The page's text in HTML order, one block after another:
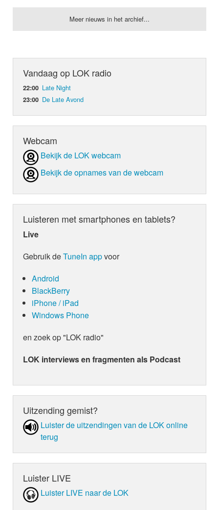
Meer nieuws in het archief...
Vandaag op LOK radio
22:00 Late Night
23:00 De Late Avond
Webcam
Bekijk de LOK webcam
Bekijk de opnames van de webcam
Luisteren met smartphones en tablets?
Live
Gebruik deTuneIn appvoor
Android
BlackBerry
iPhone / iPad
Windows Phone
en zoek op "LOK radio"
LOK interviews en fragmenten als Podcast
Uitzending gemist?
Luister de uit­zen­din­gen van de LOK online
terug
Luister LIVE
Luister LIVE naar de LOK